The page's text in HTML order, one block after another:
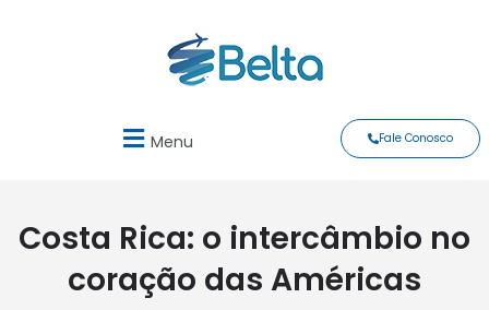
Menu Fale Conosco
Costa Rica: o intercâmbio no
coração das Américas